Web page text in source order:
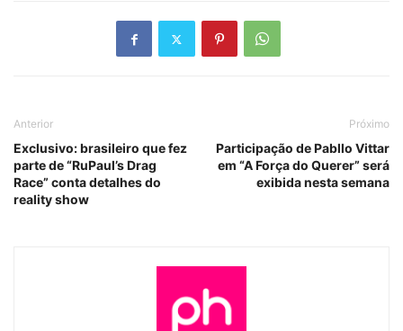
Anterior
Exclusivo: brasileiro que fez
parte de “RuPaul’s Drag
Race” conta detalhes do
reality show
Próximo
Participação de Pabllo Vittar
em “A Força do Querer” será
exibida nesta semana